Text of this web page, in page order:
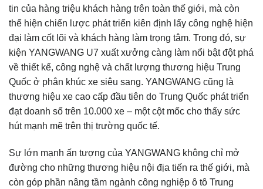
tin của hàng triệu khách hàng trên toàn thế giới, mà còn
thể hiện chiến lược phát triển kiên định lấy công nghệ hiện
đại làm cốt lõi và khách hàng làm trọng tâm. Trong đó, sự
kiện YANGWANG U7 xuất xưởng càng làm nổi bật đột phá
về thiết kế, công nghệ và chất lượng thương hiệu Trung
Quốc ở phân khúc xe siêu sang. YANGWANG cũng là
thương hiệu xe cao cấp đầu tiên do Trung Quốc phát triển
đạt doanh số trên 10.000 xe – một cột mốc cho thấy sức
hút mạnh mẽ trên thị trường quốc tế.
Sự lớn mạnh ấn tượng của YANGWANG không chỉ mở
đường cho những thương hiệu nội địa tiến ra thế giới, mà
còn góp phần nâng tầm ngành công nghiệp ô tô Trung